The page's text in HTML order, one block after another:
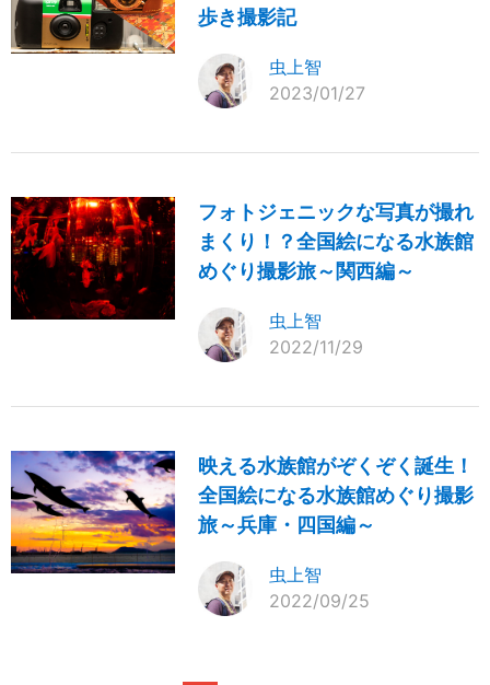
歩き撮影記
虫上智
2023/01/27
フォトジェニックな写真が撮れ
まくり！？全国絵になる水族館
めぐり撮影旅～関西編～
虫上智
2022/11/29
映える水族館がぞくぞく誕生！
全国絵になる水族館めぐり撮影
旅～兵庫・四国編～
虫上智
2022/09/25